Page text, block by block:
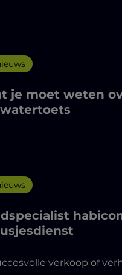
je moet weten
verkoop of